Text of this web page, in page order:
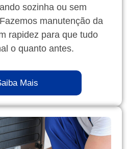
sozinha ou sem
manutenção da
rapidez para que tudo
o quanto antes.
Mais